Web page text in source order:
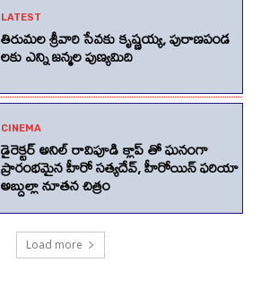
LATEST
తిరుమల శ్రీవారి సేవకు కృష్ణయ్య, పురాణపండ
లకు ఎన్ని జన్మల పుణ్యమిది
CINEMA
డైరెక్టర్ అనిల్ రావిపూడి క్లాప్ తో ఘనంగా
ప్రారంభమైన హీరో సత్యదేవ్, హీరోయిన్ ఫరియా
అబ్దుల్లా నూతన చిత్రం
Load more